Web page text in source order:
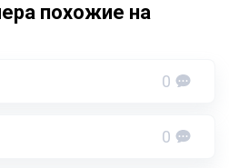
похожие на
0
0